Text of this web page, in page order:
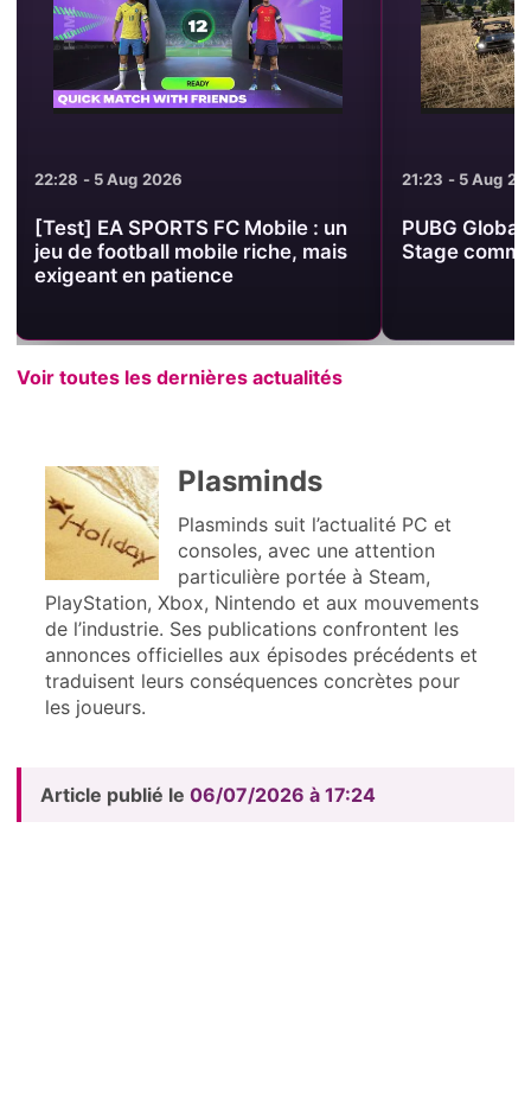
21:23 - 5 Aug 2026
PUBG Global Series 7 : le Group
Stage commence à 7 h en France
21:14 - 5 Aug
Minecraft
Dappled
Voir toutes les dernières actualités
Plasminds
Plasminds suit l’actualité PC et
consoles, avec une attention
particulière portée à Steam,
PlayStation, Xbox, Nintendo et aux mouvements
de l’industrie. Ses publications confrontent les
annonces officielles aux épisodes précédents et
traduisent leurs conséquences concrètes pour
les joueurs.
Article publié le 06/07/2026 à 17:24